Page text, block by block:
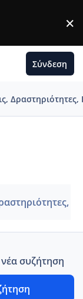
×
Σύνδεση
νέα συζήτηση